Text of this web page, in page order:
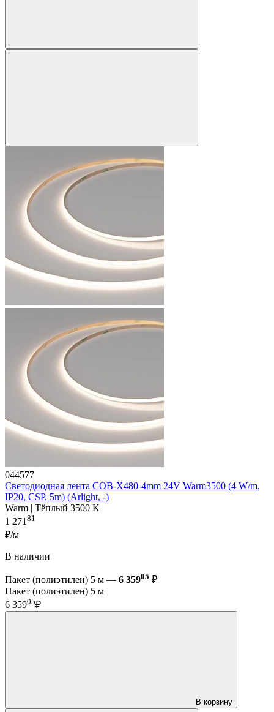
044577
Светодиодная лента COB-X480-4mm 24V Warm3500 (4 W/m,
IP20, CSP, 5m) (Arlight, -)
Warm | Тёплый 3500 K
1 27181
₽/м
В наличии
Пакет (полиэтилен) 5 м — 6 35905 ₽
Пакет (полиэтилен) 5 м
6 35905₽
В корзину